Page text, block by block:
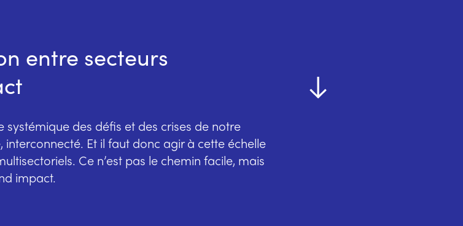
entre secteurs
des défis et des crises de notre
Et il faut donc agir à cette échelle
Ce n’est pas le chemin facile, mais
impact.